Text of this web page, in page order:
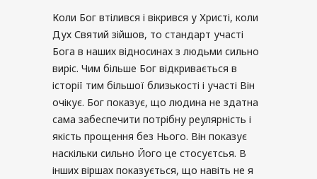
Коли Бог втілився і вікрився у Христі, коли
Дух Святий зійшов, то стандарт участі
Бога в наших відносинах з людьми сильно
виріс. Чим більше Бог відкривається в
історії тим більшої близькості і участі Він
очікує. Бог показує, що людина не здатна
сама забеспечити потрібну реулярність і
якість прощення без Нього. Він показує
наскільки сильно Його це стосуєтсья. В
інших віршах показується, що навіть не я